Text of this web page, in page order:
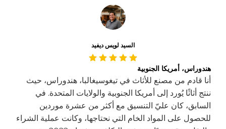
السيد لويس ديفيد
هندوراس، أمريكا الجنوبية
أنا قادم من مصنع للأثاث في تيغوسيغالبا، هندوراس، حيث
ننتج أثاثًا يُورد إلى أمريكا الجنوبية والولايات المتحدة. في
السابق، كان عليّ التنسيق مع أكثر من عشرة موردين
للحصول على المواد الخام التي نحتاجها، وكانت عملية الشراء